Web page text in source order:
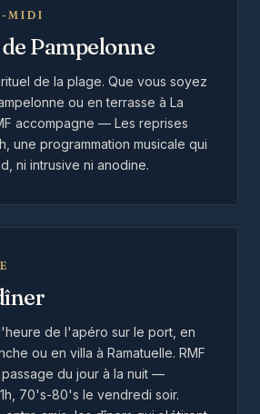
MIDI
Pampelonne
rituel de la plage. Que vous soyez
ou en terrasse à La
accompagne — Les reprises
une programmation musicale qui
ni intrusive ni anodine.
de l'apéro sur le port, en
ou en villa à Ramatuelle. RMF
du jour à la nuit —
70's-80's le vendredi soir.